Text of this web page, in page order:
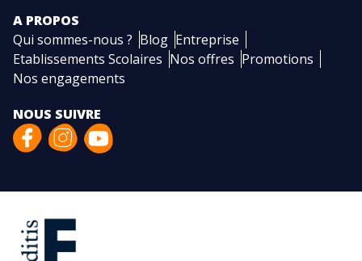
A PROPOS
Qui sommes-nous ? Blog Entreprise
Etablissements Scolaires Nos offres Promotions
Nos engagements
NOUS SUIVRE